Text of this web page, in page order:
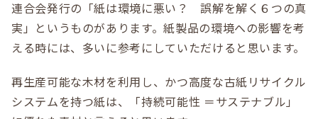
連合会発行の「紙は環境に悪い？ 誤解を解く６つの真
実」というものがあります。紙製品の環境への影響を考
える時には、多いに参考にしていただけると思います。
再生産可能な木材を利用し、かつ高度な古紙リサイクル
システムを持つ紙は、「持続可能性 ＝サステナブル」